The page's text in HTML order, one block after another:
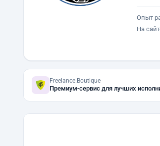
Опыт
На
Freelance.Boutique
Премиум-сервис для лучших